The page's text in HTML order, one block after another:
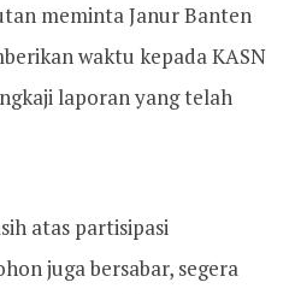
meminta Janur Banten
waktu kepada KASN
laporan yang telah
atas partisipasi
juga bersabar, segera